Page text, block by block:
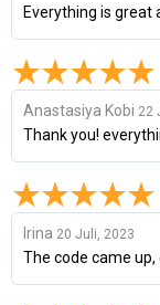
Everything is great
Anastasiya Kobi 22
Thank you!
Irina 20 Juli, 2023
The code came